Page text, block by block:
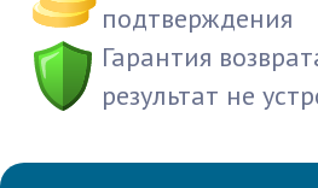
подтверждения
Гарантия
результат не